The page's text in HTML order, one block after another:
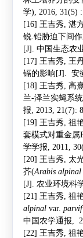
学), 2016, 31(5)
[16] 王吉秀 湛
锐. 铅胁迫下间
[J]. 中国生态农
[17] 王吉秀 王
镉的影响[J]. 安
[18] 王吉秀 高
兰-泽兰实蝇系
报 , 2013, 21(7):
[19] 王吉秀 祖
套模式对重金属
学学报 , 2011,
[20] 王吉秀 太
芥(Arabis alpinal
[J]. 农业环境科
[21] 王吉秀 祖
alpinalvar.
中国农学通报 ,
[22] 王吉秀 祖